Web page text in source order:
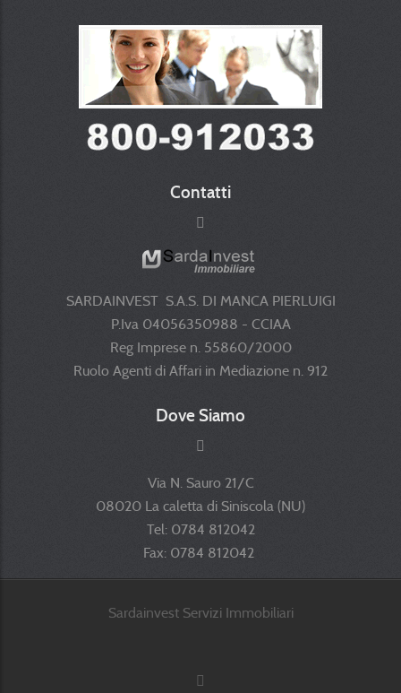
Contatti
SARDAINVEST S.A.S. DI MANCA PIERLUIGI
P.Iva 04056350988 - CCIAA
Reg Imprese n. 55860/2000
Ruolo Agenti di Affari in Mediazione n. 912
Dove Siamo
Via N. Sauro 21/C
08020 La caletta di Siniscola (NU)
Tel: 0784 812042
Fax: 0784 812042
Sardainvest Servizi Immobiliari